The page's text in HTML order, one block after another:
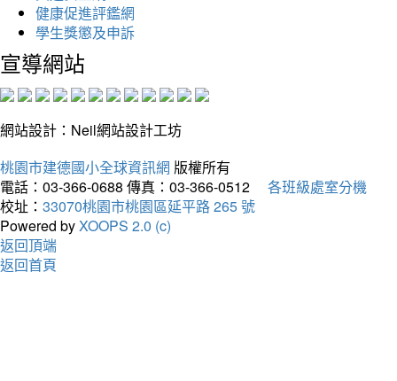
健康促進評鑑網
學生獎懲及申訴
宣導網站
網站設計：Neil網站設計工坊
桃園市建德國小全球資訊網 版權所有
電話：03-366-0688 傳真：03-366-0512
各班級處室分機
校址： 33070桃園市桃園區延平路 265 號
Powered byXOOPS 2.0 (c)
返回頂端
返回首頁